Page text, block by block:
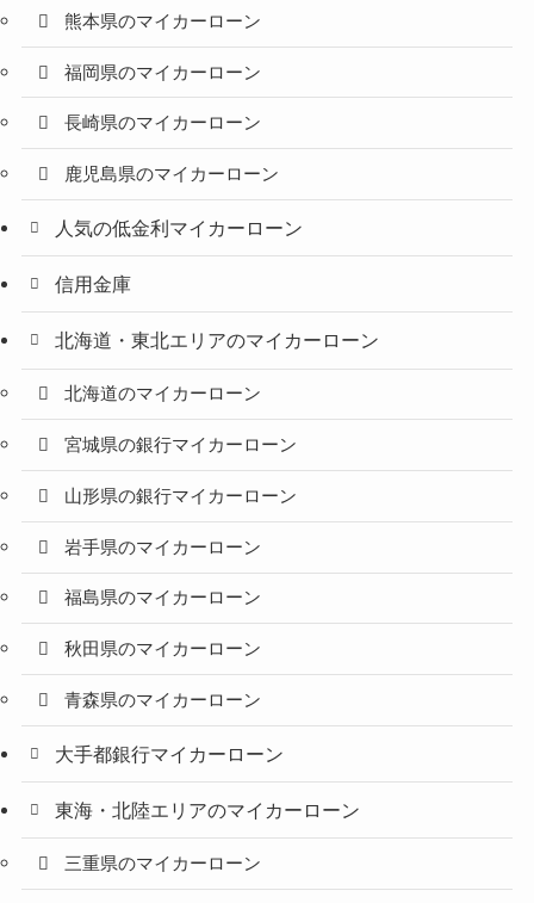
熊本県のマイカーローン
福岡県のマイカーローン
長崎県のマイカーローン
鹿児島県のマイカーローン
人気の低金利マイカーローン
信用金庫
北海道・東北エリアのマイカーローン
北海道のマイカーローン
宮城県の銀行マイカーローン
山形県の銀行マイカーローン
岩手県のマイカーローン
福島県のマイカーローン
秋田県のマイカーローン
青森県のマイカーローン
大手都銀行マイカーローン
東海・北陸エリアのマイカーローン
三重県のマイカーローン